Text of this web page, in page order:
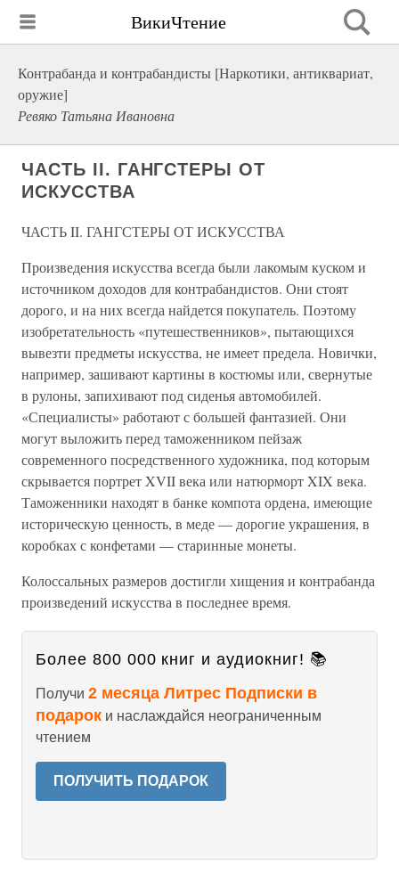
ВикиЧтение
Контрабанда и контрабандисты [Наркотики, антиквариат,
оружие]
Ревяко Татьяна Ивановна
ЧАСТЬ II. ГАНГСТЕРЫ ОТ
ИСКУССТВА
ЧАСТЬ II. ГАНГСТЕРЫ ОТ ИСКУССТВА
Произведения искусства всегда были лакомым куском и
источником доходов для контрабандистов. Они стоят
дорого, и на них всегда найдется покупатель. Поэтому
изобретательность «путешественников», пытающихся
вывезти предметы искусства, не имеет предела. Новички,
например, зашивают картины в костюмы или, свернутые
в рулоны, запихивают под сиденья автомобилей.
«Специалисты» работают с большей фантазией. Они
могут выложить перед таможенником пейзаж
современного посредственного художника, под которым
скрывается портрет XVII века или натюрморт XIX века.
Таможенники находят в банке компота ордена, имеющие
историческую ценность, в меде — дорогие украшения, в
коробках с конфетами — старинные монеты.
Колоссальных размеров достигли хищения и контрабанда
произведений искусства в последнее время.
Более 800 000 книг и аудиокниг! 📚
Получи 2 месяца Литрес Подписки в
подарок и наслаждайся неограниченным
чтением
ПОЛУЧИТЬ ПОДАРОК